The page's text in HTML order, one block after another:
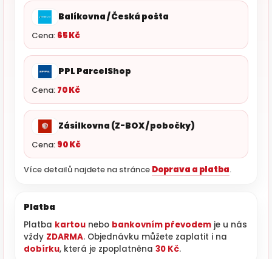
Balíkovna / Česká pošta
Cena: 65 Kč
PPL ParcelShop
Cena: 70 Kč
Zásilkovna (Z-BOX / pobočky)
Cena: 90 Kč
Více detailů najdete na stránce Doprava a platba.
Platba
Platba kartou nebo bankovním převodem je u nás
vždy ZDARMA. Objednávku můžete zaplatit i na
dobírku, která je zpoplatněna 30 Kč.